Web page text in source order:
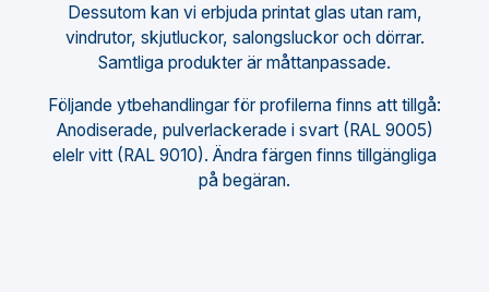
Dessutom kan vi erbjuda printat glas utan ram,
vindrutor, skjutluckor, salongsluckor och dörrar.
Samtliga produkter är måttanpassade.
Följande ytbehandlingar för profilerna finns att tillgå:
Anodiserade, pulverlackerade i svart (RAL 9005)
elelr vitt (RAL 9010). Ändra färgen finns tillgängliga
på begäran.